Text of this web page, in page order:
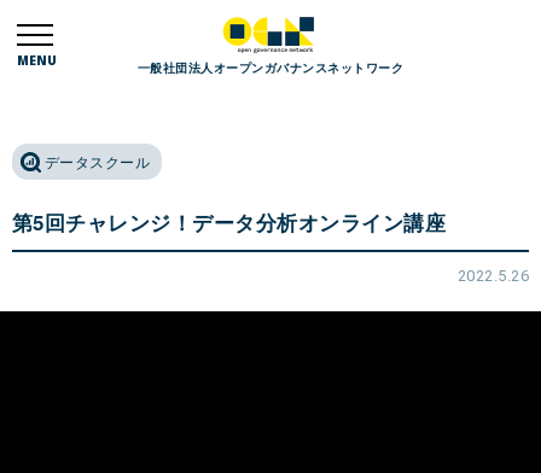
一般社団法人オープンガバナンスネットワーク
MENU
データスクール
第5回チャレンジ！データ分析オンライン講座
2022.5.26